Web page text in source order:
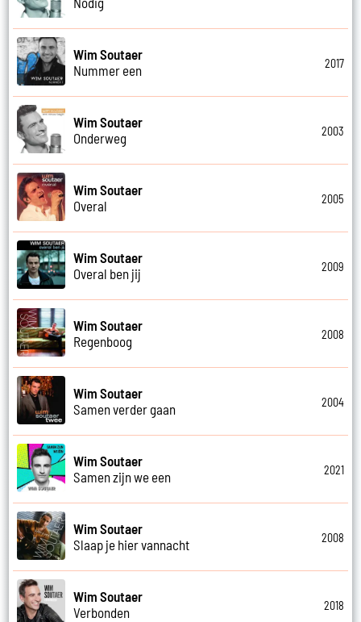
Wim Soutaer
Nummer een
2017
Wim Soutaer
Onderweg
2003
Wim Soutaer
Overal
2005
Wim Soutaer
Overal ben jij
2009
Wim Soutaer
Regenboog
2008
Wim Soutaer
Samen verder gaan
2004
Wim Soutaer
Samen zijn we een
2021
Wim Soutaer
Slaap je hier vannacht
2008
Wim Soutaer
Verbonden
2018